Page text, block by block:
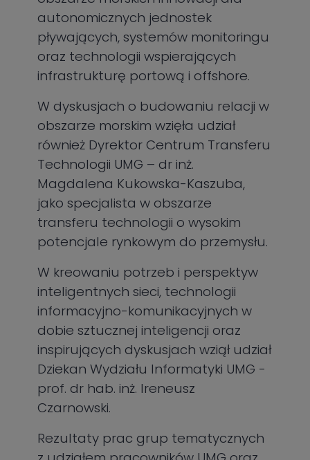
autonomicznych jednostek
pływających, systemów monitoringu
oraz technologii wspierających
infrastrukturę portową i offshore.
W dyskusjach o budowaniu relacji w
obszarze morskim wzięła udział
również Dyrektor Centrum Transferu
Technologii UMG – dr inż.
Magdalena Kukowska-Kaszuba,
jako specjalista w obszarze
transferu technologii o wysokim
potencjale rynkowym do przemysłu.
W kreowaniu potrzeb i perspektyw
inteligentnych sieci, technologii
informacyjno-komunikacyjnych w
dobie sztucznej inteligencji oraz
inspirujących dyskusjach wziął udział
Dziekan Wydziału Informatyki UMG -
prof. dr hab. inż. Ireneusz
Czarnowski.
Rezultaty prac grup tematycznych